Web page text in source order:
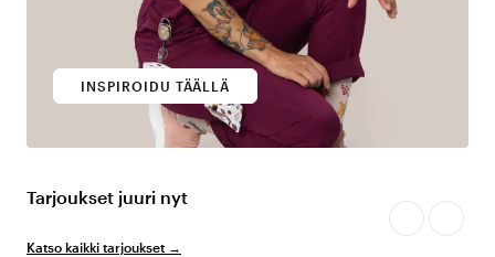
INSPIROIDU TÄÄLLÄ
Tarjoukset juuri nyt
Katso kaikki tarjoukset →